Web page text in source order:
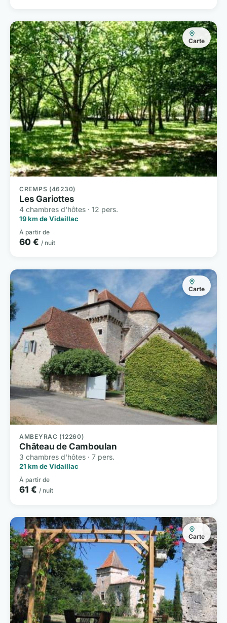
Carte
CREMPS (46230)
Les Gariottes
4 chambres d'hôtes · 12 pers.
19 km de Vidaillac
À partir de
60 € / nuit
Carte
AMBEYRAC (12260)
Château de Camboulan
3 chambres d'hôtes · 7 pers.
21 km de Vidaillac
À partir de
61 € / nuit
Carte